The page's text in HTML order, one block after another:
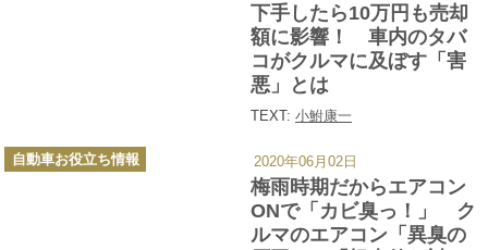
下手したら10万円も売却
額に影響！ 車内のタバ
コがクルマに及ぼす「害
悪」とは
TEXT: 小鮒康一
梅雨時期だからエアコン
ONで「カビ臭っ！」 ク
ルマのエアコン「異臭の
カ
テ
自動車お役立ち情報 2020年06月02日